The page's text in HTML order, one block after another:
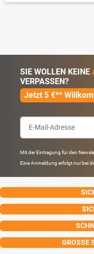
SIE WOLLEN KEINE
VERPASSEN?
Jetzt 5 €**
Mit der Eintragung für den
Eine Anmeldung erfolgt nur bei
GROSSE